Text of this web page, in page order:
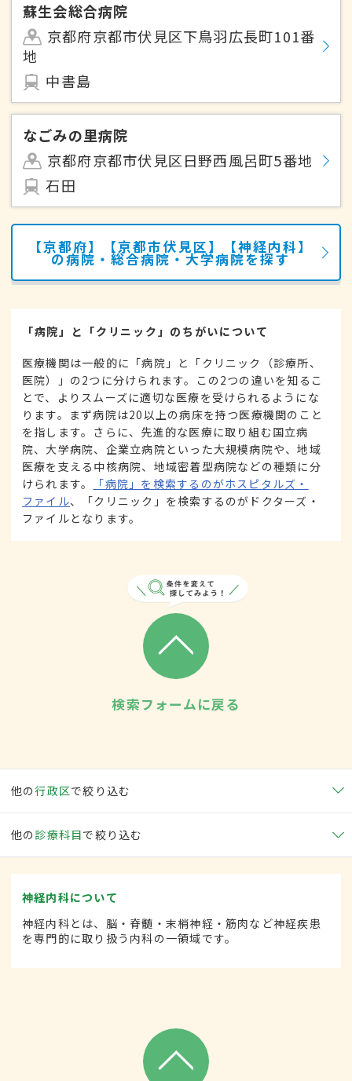
蘇生会総合病院
京都府京都市伏見区下鳥羽広長町101番
地
中書島
なごみの里病院
京都府京都市伏見区日野西風呂町5番地
石田
【京都府】【京都市伏見区】【神経内科】
の病院・総合病院・大学病院を探す
「病院」と「クリニック」のちがいについて
医療機関は一般的に「病院」と「クリニック（診療所、
医院）」の2つに分けられます。この2つの違いを知るこ
とで、よりスムーズに適切な医療を受けられるようにな
ります。まず病院は20以上の病床を持つ医療機関のこと
を指します。さらに、先進的な医療に取り組む国立病
院、大学病院、企業立病院といった大規模病院や、地域
医療を支える中核病院、地域密着型病院などの種類に分
けられます。
「病院」を検索するのがホスピタルズ・
ファイル、「クリニック」を検索するのがドクターズ・
ファイルとなります。
検索フォームに戻る
他の行政区で絞り込む
他の 診療科目で絞り込む
神経内科について
神経内科とは、脳・脊髄・末梢神経・筋肉など神経疾患
を専門的に取り扱う内科の一領域です。